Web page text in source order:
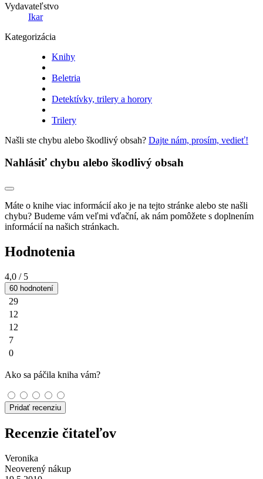
Vydavateľstvo
Ikar
Kategorizácia
Knihy
Beletria
Detektívky, trilery a horory
Trilery
Našli ste chybu alebo škodlivý obsah? Dajte nám, prosím, vedieť!
Nahlásiť chybu alebo škodlivý obsah
Máte o knihe viac informácií ako je na tejto stránke alebo ste našli
chybu? Budeme vám veľmi vďační, ak nám pomôžete s doplnením
informácií na našich stránkach.
Hodnotenia
4,0 / 5
60 hodnotení
29
12
12
7
0
Ako sa páčila kniha vám?
Pridať recenziu
Recenzie čitateľov
Veronika
Neoverený nákup